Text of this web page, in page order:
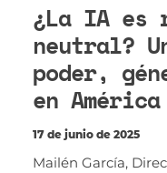
¿La IA es
neutral?
poder,
en
17 de junio de 2025
Mailén García,